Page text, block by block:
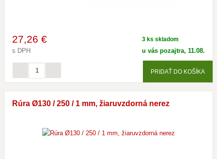
27,26 €
s DPH
3 ks skladom
u vás pozajtra, 11.08.
PRIDAŤ DO KOŠÍKA
Rúra Ø130 / 250 / 1 mm, žiaruvzdorná nerez